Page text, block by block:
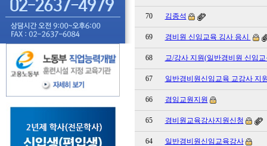
70 김종석
69 경비원 신임교육 깅사 응시
68 교/강사 지원(일반경비원 신임교
67 일반경비원신임교육 교강사 지
66 겸임교원지원
65 경비원교육강사지원신청
64 일반경비원신임교육강사